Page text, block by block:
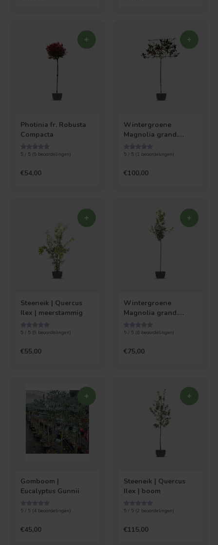
Photinia fr. Robusta
Compacta
5 / 5 (5 beoordelingen)
€54,00
Wintergroene
Magnolia grand.
leiboom
5 / 5 (1 beoordelingen)
€100,00
Steeneik | Quercus
Ilex | meerstammig
5 / 5 (9 beoordelingen)
€55,00
Wintergroene
Magnolia grand.
5 / 5 (6beoordelingen)
€75,00
Gomboom |
Eucalyptus Gunnii
5 / 5 (4 beoordelingen)
€45,00
Steeneik | Quercus
Ilex | boom
5 / 5 (2 beoordelingen)
€115,00